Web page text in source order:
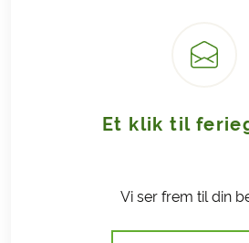
Et klik til
Vi ser frem til din